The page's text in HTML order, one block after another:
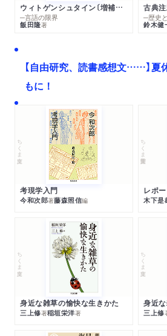
ウィトゲンシュタイン〔増補新版〕
─言語の限界
飯田隆著
古典
─歴史
鈴木健
【自由研究、読書感想文……】夏
もに！
ちくま文庫
考現学入門
今和次郎著藤森照信編
ちくま学芸文庫
レポ
木下是
ちくま文庫
身近な雑草の愉快な生きかた
三上修著稲垣栄洋著
ちくま文庫
身近
三上修